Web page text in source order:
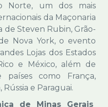
Norte, um dos mais
da Maçonaria
de Steven Rubin, Grão-
Nova York, o evento
Lojas dos Estados
e México, além de
países como França,
e Paraguai.
de Minas Gerais